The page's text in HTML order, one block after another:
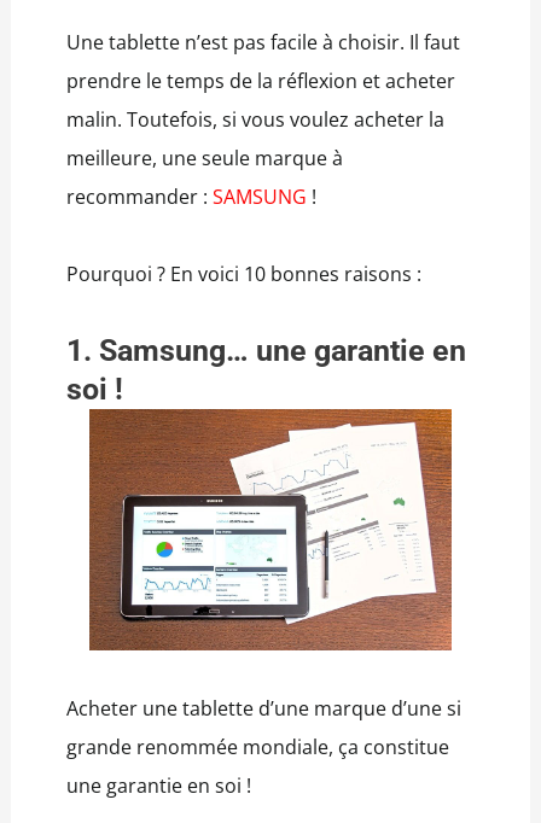
Une tablette n’est pas facile à choisir. Il faut
prendre le temps de la réflexion et acheter
malin. Toutefois, si vous voulez acheter la
meilleure, une seule marque à
recommander : SAMSUNG !
Pourquoi ? En voici 10 bonnes raisons :
1. Samsung… une garantie en
soi !
Acheter une tablette d’une marque d’une si
grande renommée mondiale, ça constitue
une garantie en soi !